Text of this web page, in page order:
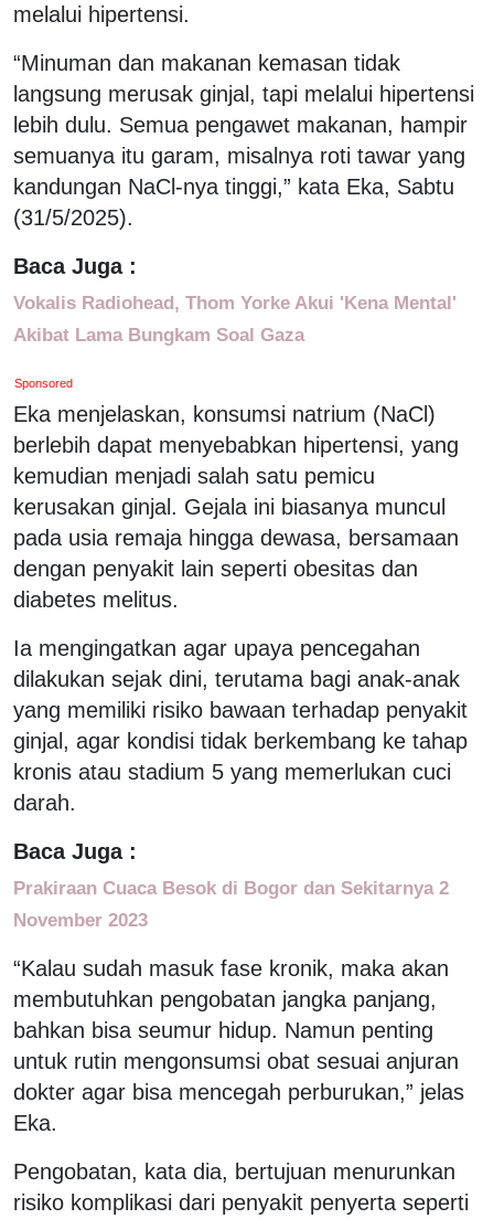
melalui hipertensi.
“Minuman dan makanan kemasan tidak
langsung merusak ginjal, tapi melalui hipertensi
lebih dulu. Semua pengawet makanan, hampir
semuanya itu garam, misalnya roti tawar yang
kandungan NaCl-nya tinggi,” kata Eka, Sabtu
(31/5/2025).
Baca Juga :
Vokalis Radiohead, Thom Yorke Akui 'Kena Mental'
Akibat Lama Bungkam Soal Gaza
Sponsored
Eka menjelaskan, konsumsi natrium (NaCl)
berlebih dapat menyebabkan hipertensi, yang
kemudian menjadi salah satu pemicu
kerusakan ginjal. Gejala ini biasanya muncul
pada usia remaja hingga dewasa, bersamaan
dengan penyakit lain seperti obesitas dan
diabetes melitus.
Ia mengingatkan agar upaya pencegahan
dilakukan sejak dini, terutama bagi anak-anak
yang memiliki risiko bawaan terhadap penyakit
ginjal, agar kondisi tidak berkembang ke tahap
kronis atau stadium 5 yang memerlukan cuci
darah.
Baca Juga :
Prakiraan Cuaca Besok di Bogor dan Sekitarnya 2
November 2023
“Kalau sudah masuk fase kronik, maka akan
membutuhkan pengobatan jangka panjang,
bahkan bisa seumur hidup. Namun penting
untuk rutin mengonsumsi obat sesuai anjuran
dokter agar bisa mencegah perburukan,” jelas
Eka.
Pengobatan, kata dia, bertujuan menurunkan
risiko komplikasi dari penyakit penyerta seperti